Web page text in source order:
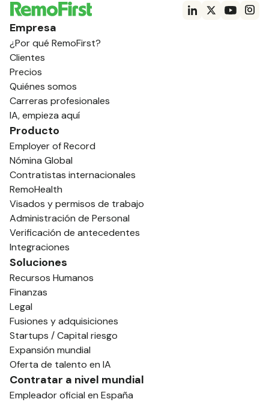
Empresa
¿Por qué RemoFirst?
Clientes
Precios
Quiénes somos
Carreras profesionales
IA, empieza aquí
Producto
Employer of Record
Nómina Global
Contratistas internacionales
RemoHealth
Visados y permisos de trabajo
Administración de Personal
Verificación de antecedentes
Integraciones
Soluciones
Recursos Humanos
Finanzas
Legal
Fusiones y adquisiciones
Startups / Capital riesgo
Expansión mundial
Oferta de talento en IA
Contratar a nivel mundial
Empleador oficial en España